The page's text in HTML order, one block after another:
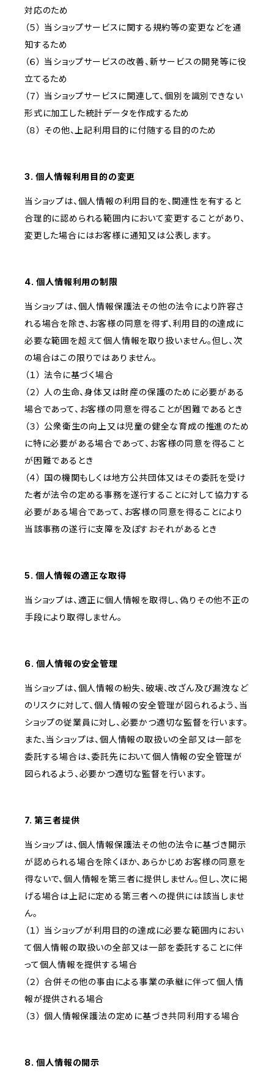
対応のため
（５） 当ショップサービスに関する規約等の変更などを通
知するため
（６） 当ショップサービスの改善、新サービスの開発等に役
立てるため
（７） 当ショップサービスに関連して、個別を識別できない
形式に加工した統計データを作成するため
（８） その他、上記利用目的に付随する目的のため
3. 個人情報利用目的の変更
当ショップは、個人情報の利用目的を、関連性を有すると
合理的に認められる範囲内において変更することがあり、
変更した場合にはお客様に通知又は公表します。
4. 個人情報利用の制限
当ショップは、個人情報保護法その他の法令により許容さ
れる場合を除き、お客様の同意を得ず、利用目的の達成に
必要な範囲を超えて個人情報を取り扱いません。但し、次
の場合はこの限りではありません。
（１） 法令に基づく場合
（２） 人の生命、身体又は財産の保護のために必要がある
場合であって、お客様の同意を得ることが困難であるとき
（３） 公衆衛生の向上又は児童の健全な育成の推進のため
に特に必要がある場合であって、お客様の同意を得ること
が困難であるとき
（４） 国の機関もしくは地方公共団体又はその委託を受け
た者が法令の定める事務を遂行することに対して協力する
必要がある場合であって、お客様の同意を得ることにより
当該事務の遂行に支障を及ぼすおそれがあるとき
5. 個人情報の適正な取得
当ショップは、適正に個人情報を取得し、偽りその他不正の
手段により取得しません。
6. 個人情報の安全管理
当ショップは、個人情報の紛失、破壊、改ざん及び漏洩など
のリスクに対して、個人情報の安全管理が図られるよう、当
ショップの従業員に対し、必要かつ適切な監督を行います。
また、当ショップは、個人情報の取扱いの全部又は一部を
委託する場合は、委託先において個人情報の安全管理が
図られるよう、必要かつ適切な監督を行います。
7. 第三者提供
当ショップは、個人情報保護法その他の法令に基づき開示
が認められる場合を除くほか、あらかじめお客様の同意を
得ないで、個人情報を第三者に提供しません。但し、次に掲
げる場合は上記に定める第三者への提供には該当しませ
ん。
（１） 当ショップが利用目的の達成に必要な範囲内におい
て個人情報の取扱いの全部又は一部を委託することに伴
って個人情報を提供する場合
（２） 合併その他の事由による事業の承継に伴って個人情
報が提供される場合
（３） 個人情報保護法の定めに基づき共同利用する場合
8. 個人情報の開示